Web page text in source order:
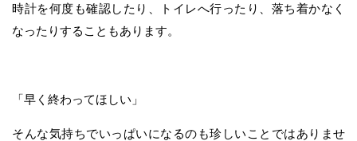
時計を何度も確認したり、トイレへ行ったり、落ち着かなく
なったりすることもあります。
「早く終わってほしい」
そんな気持ちでいっぱいになるのも珍しいことではありませ